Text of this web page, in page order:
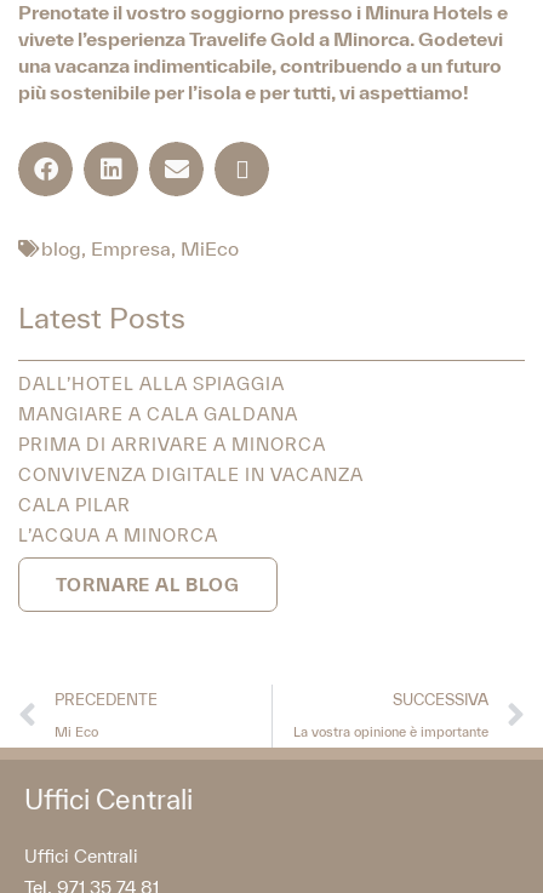
Prenotate il vostro soggiorno presso i Minura Hotels e
vivete l’esperienza Travelife Gold a Minorca. Godetevi
una vacanza indimenticabile, contribuendo a un futuro
più sostenibile per l’isola e per tutti, vi aspettiamo!
blog, Empresa, MiEco
Latest Posts
DALL’HOTEL ALLA SPIAGGIA
MANGIARE A CALA GALDANA
PRIMA DI ARRIVARE A MINORCA
CONVIVENZA DIGITALE IN VACANZA
CALA PILAR
L’ACQUA A MINORCA
TORNARE AL BLOG
PRECEDENTE
Mi Eco
SUCCESSIVA
La vostra opinione è importante
Uffici Centrali
Uffici Centrali
Tel. 971 35 74 81